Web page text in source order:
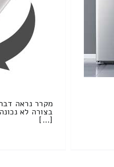
מקרר נראה
בצורה לא
[…]